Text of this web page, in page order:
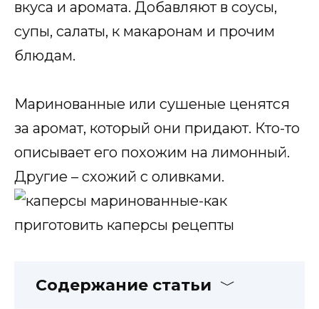
вкуса и аромата. Добавляют в соусы,
супы, салаты, к макаронам и прочим
блюдам.
Маринованные или сушеные ценятся
за аромат, который они придают. Кто-то
описывает его похожим на лимонный.
Другие – схожий с оливками.
Содержание статьи